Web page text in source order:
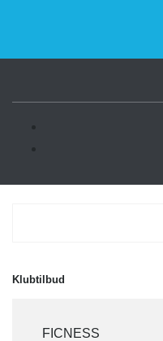
Klubtilbud
FICNESS